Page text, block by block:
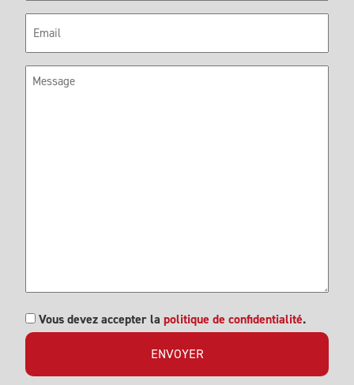
mail
Message
RGPDVous devez accepter la politique de confidentialité.